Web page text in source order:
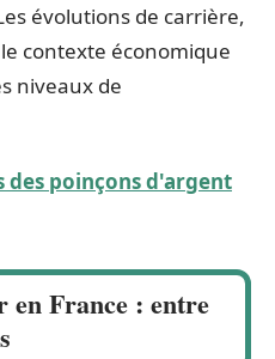
évolutions de carrière,
contexte économique
niveaux de
des poinçons d'argent
en France : entre